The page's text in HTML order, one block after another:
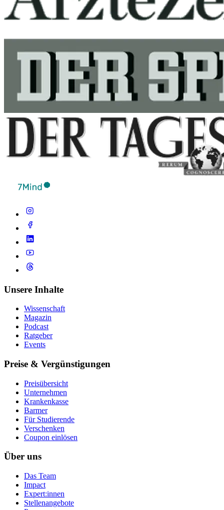
Unsere Inhalte
Wissenschaft
Magazin
Podcast
Ratgeber
Events
Preise & Vergünstigungen
Preisübersicht
Unternehmen
Krankenkasse
Barmer
Für Studierende
Ver­schen­ken
Coupon einlösen
Über uns
Das Team
Impact
Expert:innen
Stellenangebote